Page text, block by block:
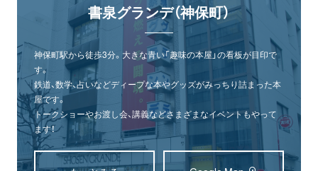
書泉グランデ（神保町）
神保町駅から徒歩3分。大きな青い「趣味の本屋」の看板が目印で
す。
鉄道、数学、占いなどディープな本やグッズがみっちり詰まった本
屋です。
トークショーやお渡し会、講義などさまざまなイベントもやって
ます！